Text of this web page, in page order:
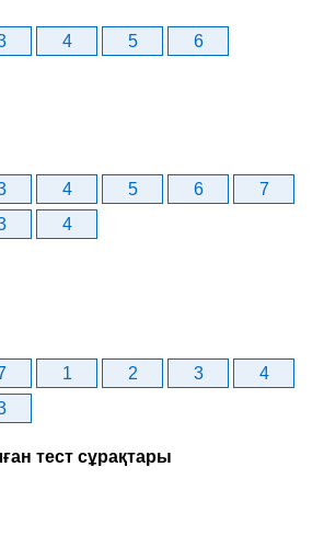
4 5 6
4 5 6
7
4
1 2 3
4
тест сұрақтары